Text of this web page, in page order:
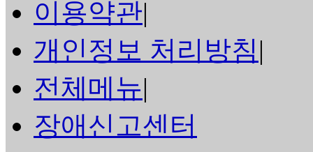
이용약관|
개인정보 처리방침 |
전체메뉴|
장애신고센터